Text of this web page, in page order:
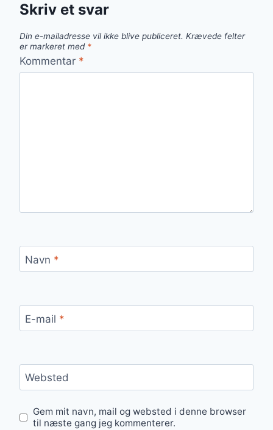
Skriv et svar
Din e-mailadresse vil ikke blive publiceret. Krævede felter
er markeret med *
Kommentar *
Navn *
E-mail *
Websted
Gem mit navn, mail og websted i denne browser
til næste gang jeg kommenterer.